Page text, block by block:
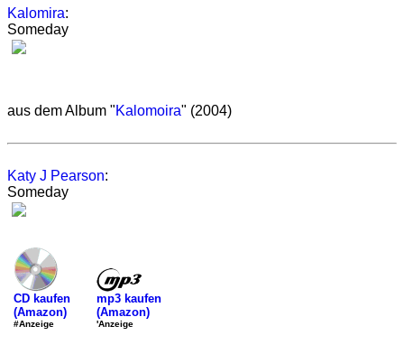
Kalomira:
Someday
aus dem Album "Kalomoira" (2004)
Katy J Pearson:
Someday
CD kaufen
(Amazon)
#Anzeige
mp3 kaufen
(Amazon)
'Anzeige